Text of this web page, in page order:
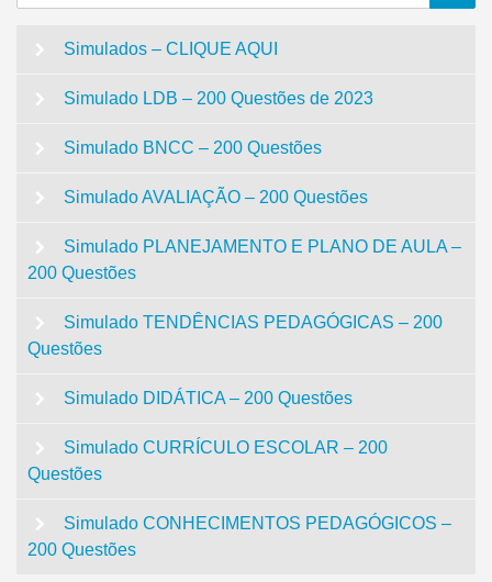
for:
Simulados – CLIQUE AQUI
Simulado LDB – 200 Questões de 2023
Simulado BNCC – 200 Questões
Simulado AVALIAÇÃO – 200 Questões
Simulado PLANEJAMENTO E PLANO DE AULA –
200 Questões
Simulado TENDÊNCIAS PEDAGÓGICAS – 200
Questões
Simulado DIDÁTICA – 200 Questões
Simulado CURRÍCULO ESCOLAR – 200
Questões
Simulado CONHECIMENTOS PEDAGÓGICOS –
200 Questões